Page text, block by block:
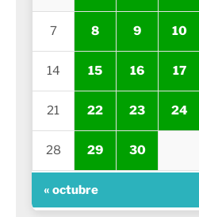
7 8 9 10
14 15 16 17
21 22 23 24
28 29 30
« octubre